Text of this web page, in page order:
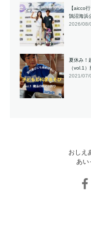
【aicco
鵠沼海浜
2026/08/
夏休み！
（vol.1
2021/07/
おしえ
あい